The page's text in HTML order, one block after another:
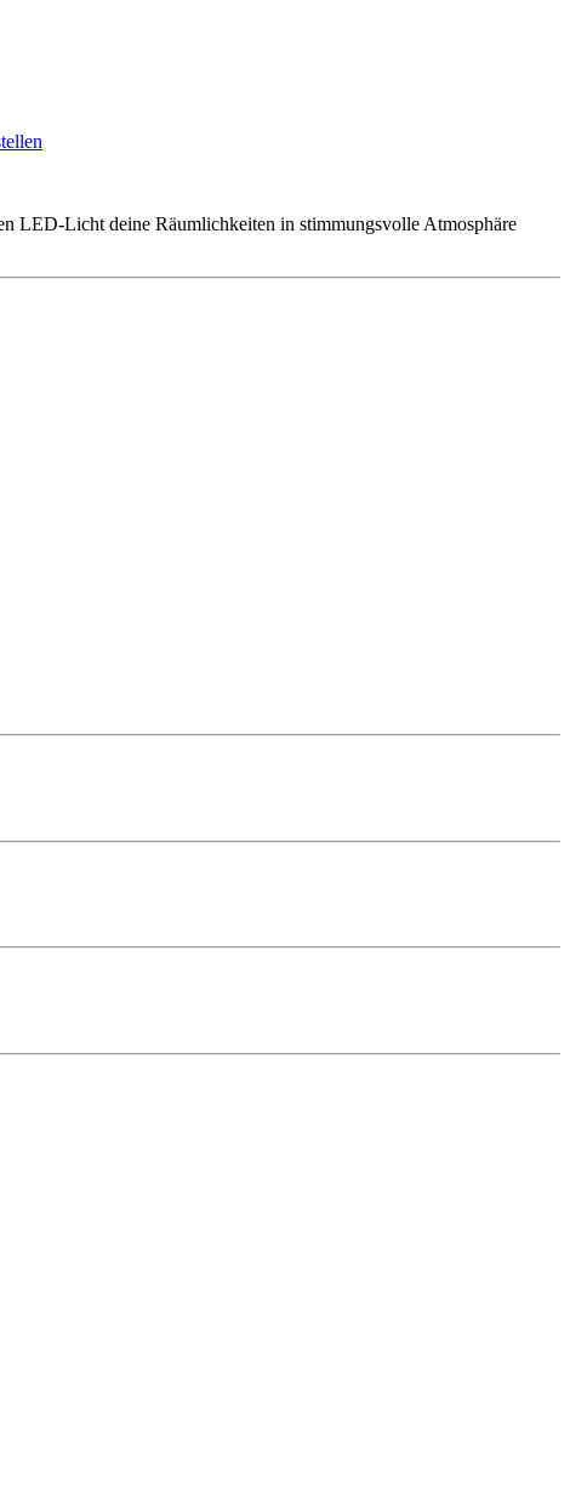
LED-Licht deine Räumlichkeiten in stimmungsvolle Atmosphäre